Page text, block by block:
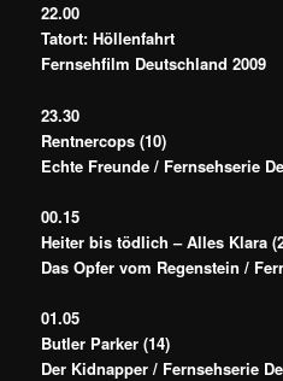
22.00
Tatort: Höllenfahrt
Fernsehfilm Deutschland 2009
23.30
Rentnercops (10)
Echte Freunde / Fernsehserie
00.15
Heiter bis tödlich – Alles Klara
Das Opfer vom Regenstein /
01.05
Butler Parker (14)
Der Kidnapper / Fernsehserie